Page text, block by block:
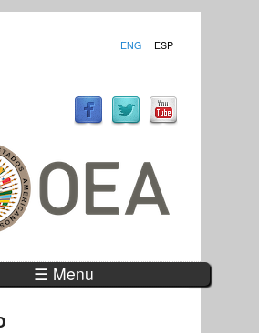
ENG ESP
☰ Menu